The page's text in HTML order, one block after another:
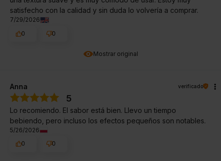
Mostrar original
satisfecho con la calidad y sin duda lo volvería a comprar.
7/29/2026
0
0
Anna verificado
5
Lo recomiendo. El sabor está bien. Llevo un tiempo
bebiendo, pero incluso los efectos pequeños son notables.
5/26/2026
0
0